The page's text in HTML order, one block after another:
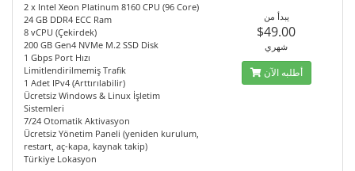
2 x Intel Xeon Platinum 8160 CPU (96 Core)
24 GB DDR4 ECC Ram
8 vCPU (Çekirdek)
200 GB Gen4 NVMe M.2 SSD Disk
1 Gbps Port Hızı
Limitlendirilmemiş Trafik
1 Adet IPv4 (Arttırılabilir)
Ücretsiz Windows & Linux İşletim
Sistemleri
7/24 Otomatik Aktivasyon
Ücretsiz Yönetim Paneli (yeniden kurulum,
restart, aç-kapa, kaynak takip)
Türkiye Lokasyon
يبدأ من
$49.00
شهري
أطلبه الآن